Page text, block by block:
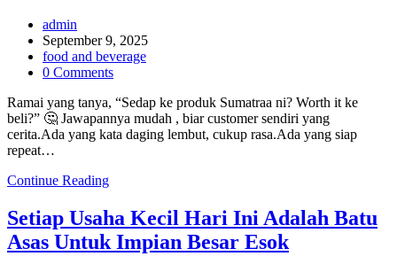
sendirian.
Post
author:
admin
Post
published:
September 9, 2025
Post
category:
food and beverage
Post
0 Comments
Ramai yang tanya, “Sedap ke produk Sumatraa ni? Worth it ke
beli?” 🤔 Jawapannya mudah , biar customer sendiri yang
cerita.Ada yang kata daging lembut, cukup rasa.Ada yang siap
repeat…
Continue Reading“Sedap
produk
Sumatraa
ni?
Setiap Usaha Kecil Hari Ini Adalah Batu
Asas Untuk Impian Besar Esok